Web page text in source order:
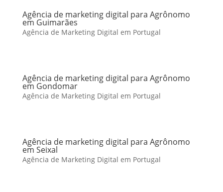
Agência de marketing digital para Agrônomo
em Guimarães
Agência de Marketing Digital em Portugal
Agência de marketing digital para Agrônomo
em Gondomar
Agência de Marketing Digital em Portugal
Agência de marketing digital para Agrônomo
em Seixal
Agência de Marketing Digital em Portugal